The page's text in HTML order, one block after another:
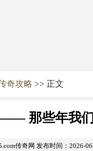
奇攻略 >> 正文
那些年我
传奇网 发布时间：2026-